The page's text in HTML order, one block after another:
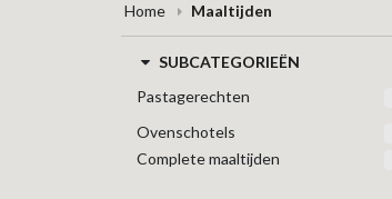
Home Maaltijden
SUBCATEGORIEËN
Pastagerechten
Ovenschotels
Complete maaltijden